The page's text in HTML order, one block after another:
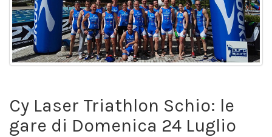
Cy Laser Triathlon Schio: le
gare di Domenica 24 Luglio